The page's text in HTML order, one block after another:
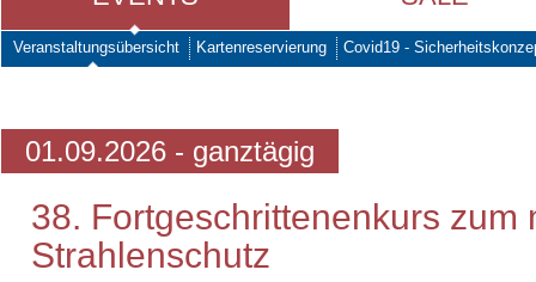
Veranstaltungsübersicht Kartenreservierung Covid19 -
01.09.2026 - ganztägig
38. Fortgeschrittenenkurs zum
Strahlenschutz